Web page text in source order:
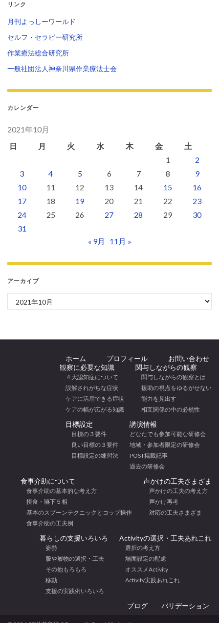
リンク
月刊よっしーワールド
セルフ・セラピー研究所
作業療法総合研究所
一般社団法人神奈川県作業療法士会
カレンダー
2021年10月
日
月 火 水 木 金
土
1
2
3
4 5 6 7 8
9
10
11 12 13 14 15
16
17
18 19 20 21 22
23
24
25 26 27 28 29
30
31
« 9月
11月 »
アーカイブ
アーカイブ
ホーム プロフィール
お問い合わせ
観察に必要な知識
４大認知症について
誤解されがちな症状
ケアに活用できる症状
ケアの幅が広がる知識
関与しながらの観察
関与しながらの観察とは
援助の視点をゆるがせない
能力を見出す
相互関係の中の必然性
目標設定
目標の３要件
良い目標の３要件
目標設定の練習法
講演情報
どなたでも参加可能な研修会
地域・参加者限定の研修会
POST掲載記事
過去の研修会
食事介助について
食事介助の基本的な考え方
摂食・嚥下５相
基本のスプーンテクニックとコップ操作
食事介助の工夫例
声かけの工夫さまざま
声かけの工夫の考え方
声かけ再考
対応の工夫さまざま
暮らしの支援いろいろ
姿勢
服や履物の選択・工夫
その他もろもろ
移動
支援の実践例いろいろ
Activityの選択・工夫あれこれ
選択の考え方
場面設定の配慮
オススメActivity
Activity実践あれこれ
ブログ バリデーション